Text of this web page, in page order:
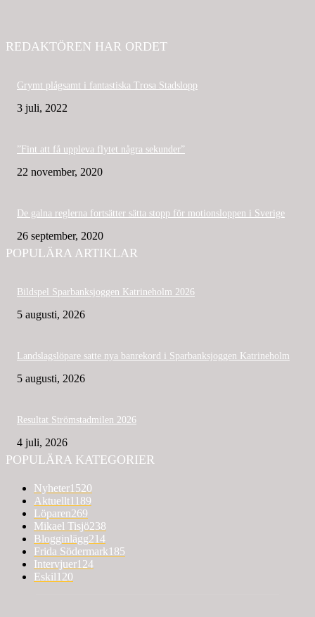
REDAKTÖREN HAR ORDET
Grymt plågsamt i fantastiska Trosa Stadslopp
3 juli, 2022
”Fint att få uppleva flytet några sekunder”
22 november, 2020
De galna reglerna fortsätter sätta stopp för motionsloppen i Sverige
26 september, 2020
POPULÄRA ARTIKLAR
Bildspel Sparbanksjoggen Katrineholm 2026
5 augusti, 2026
Landslagslöpare satte nya banrekord i Sparbanksjoggen Katrineholm
5 augusti, 2026
Resultat Strömstadmilen 2026
4 juli, 2026
POPULÄRA KATEGORIER
Nyheter1520
Aktuellt1189
Löparen269
Mikael Tisjö238
Blogginlägg214
Frida Södermark185
Intervjuer124
Eskil120